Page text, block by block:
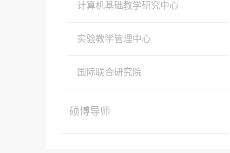
计算机基础教学研究中心
实验教学管理中心
国际联合研究院
硕博导师